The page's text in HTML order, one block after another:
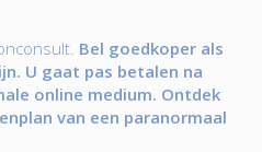
Bel goedkoper als
U gaat pas betalen na
online medium. Ontdek
van een paranormaal